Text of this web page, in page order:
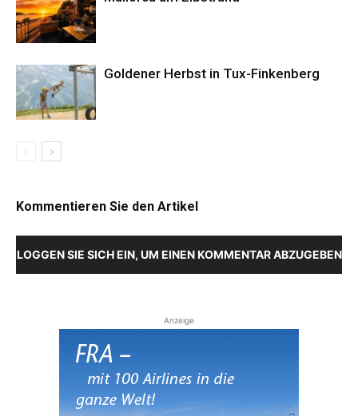
Goldener Herbst in Tux-Finkenberg
Kommentieren Sie den Artikel
LOGGEN SIE SICH EIN, UM EINEN KOMMENTAR ABZUGEBEN
Anzeige